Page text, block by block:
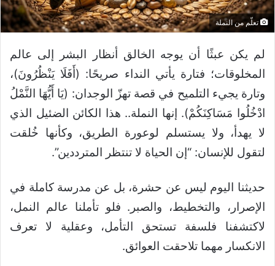
تعلّم من النملة
لم يكن عبثًا أن يوجه الخالق أنظار البشر إلى عالم
المخلوقات؛ فتارة يأتي النداء صريحًا: (أَفَلَا يَنْظُرُونَ)،
وتارة يجيء التلميح في قصة تهزّ الوجدان: (يَا أَيُّهَا النَّمْلُ
ادْخُلُوا مَسَاكِنَكُمْ). إنها النملة.. هذا الكائن الضئيل الذي
لا يهدأ، ولا يستسلم لوعورة الطريق، وكأنها خُلقت
لتقول للإنسان: “إن الحياة لا تنتظر المترددين”.
حديثنا اليوم ليس عن حشرة، بل عن مدرسة كاملة في
الإصرار، والتخطيط، والصبر. فلو تأملنا عالم النمل،
لاكتشفنا فلسفة تستحق التأمل، وعقلية لا تعرف
الانكسار مهما تلاحقت العوائق.